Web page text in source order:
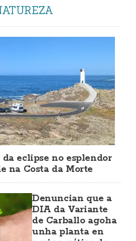
eclipse no esplendor
na Costa da Morte
Denuncian que a
DIA da Variante
de Carballo agoha
unha planta en